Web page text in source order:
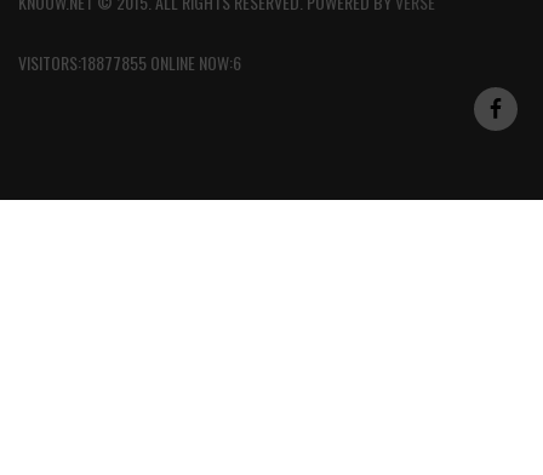
VISITORS:18877855 ONLINE NOW:6